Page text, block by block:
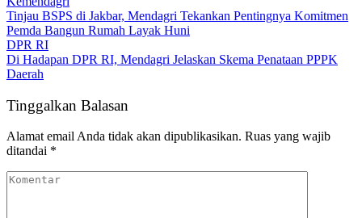
Tinjau BSPS di Jakbar, Mendagri Tekankan Pentingnya Komitmen
Pemda Bangun Rumah Layak Huni
DPR RI
Di Hadapan DPR RI, Mendagri Jelaskan Skema Penataan PPPK
Daerah
Tinggalkan Balasan
Alamat email Anda tidak akan dipublikasikan. Ruas yang wajib
ditandai *